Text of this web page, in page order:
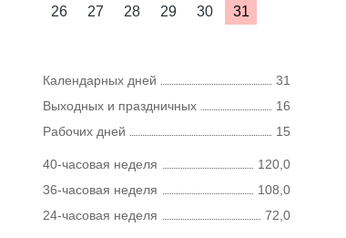
26
27 28 29 30 31
Календарных дней
31
Выходных и праздничных
16
Рабочих дней
15
40-часовая неделя
120,0
36-часовая неделя
108,0
24-часовая неделя
72,0